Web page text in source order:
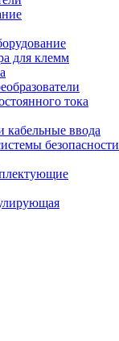
для клемм
тока
кабельные ввода
безопасности